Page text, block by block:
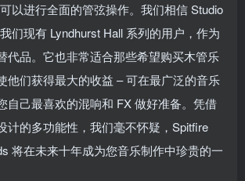
以进行全面的管弦操作。我们相信 Studio
们现有 Lyndhurst Hall 系列的用户，作为
代品。它也非常适合那些希望购买木管乐
他们获得最大的收益 – 可在最广泛的音乐
自己最喜欢的混响和 FX 做好准备。凭借
计的多功能性，我们毫不怀疑，Spitfire
将在未来十年成为您音乐制作中珍贵的一